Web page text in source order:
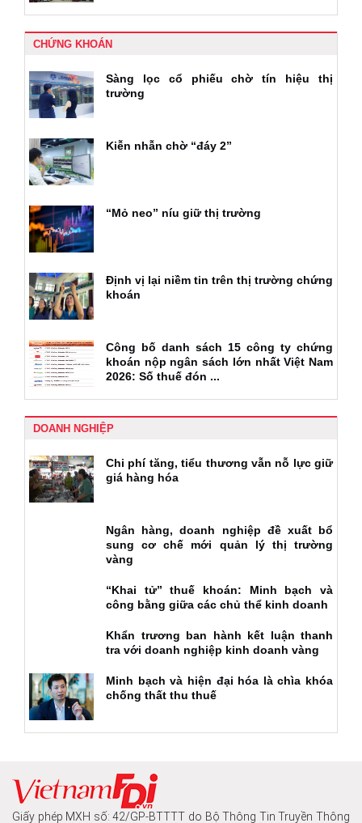
CHỨNG KHOÁN
Sàng lọc cổ phiếu chờ tín hiệu thị
trường
Kiễn nhẫn chờ “đáy 2”
“Mỏ neo” níu giữ thị trường
Định vị lại niềm tin trên thị trường chứng
khoán
Công bố danh sách 15 công ty chứng
khoán nộp ngân sách lớn nhất Việt Nam
2026: Số thuế đón ...
DOANH NGHIỆP
Chi phí tăng, tiểu thương vẫn nỗ lực giữ
giá hàng hóa
Ngân hàng, doanh nghiệp đề xuất bổ
sung cơ chế mới quản lý thị trường
vàng
“Khai tử” thuế khoán: Minh bạch và
công bằng giữa các chủ thể kinh doanh
Khẩn trương ban hành kết luận thanh
tra với doanh nghiệp kinh doanh vàng
Minh bạch và hiện đại hóa là chìa khóa
chống thất thu thuế
Giấy phép MXH số: 42/GP-BTTTT do Bộ Thông Tin Truyền Thông